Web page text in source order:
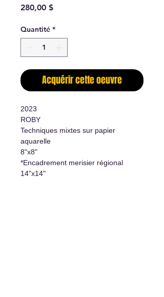
280,00 $Prix
Quantité *
Acquérir cette oeuvre
2023
ROBY
Techniques mixtes sur papier
aquarelle
8"x8"
*Encadrement merisier régional
14"x14"